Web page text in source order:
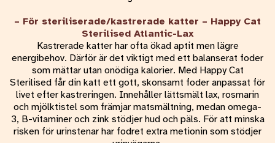
– För steriliserade/kastrerade katter – Happy Cat
Sterilised Atlantic-Lax
Kastrerade katter har ofta ökad aptit men lägre
energibehov. Därför är det viktigt med ett balanserat foder
som mättar utan onödiga kalorier. Med Happy Cat
Sterilised får din katt ett gott, skonsamt foder anpassat för
livet efter kastreringen. Innehåller lättsmält lax, rosmarin
och mjölktistel som främjar matsmältning, medan omega-
3, B-vitaminer och zink stödjer hud och päls. För att minska
risken för urinstenar har fodret extra metionin som stödjer